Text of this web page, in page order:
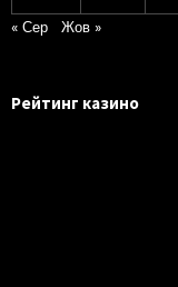
« Сер Жов »
Рейтинг казино